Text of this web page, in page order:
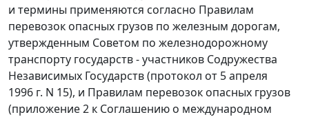
и термины применяются согласно Правилам
перевозок опасных грузов по железным дорогам,
утвержденным Советом по железнодорожному
транспорту государств - участников Содружества
Независимых Государств (протокол от 5 апреля
1996 г. N 15), и Правилам перевозок опасных грузов
(приложение 2 к Соглашению о международном